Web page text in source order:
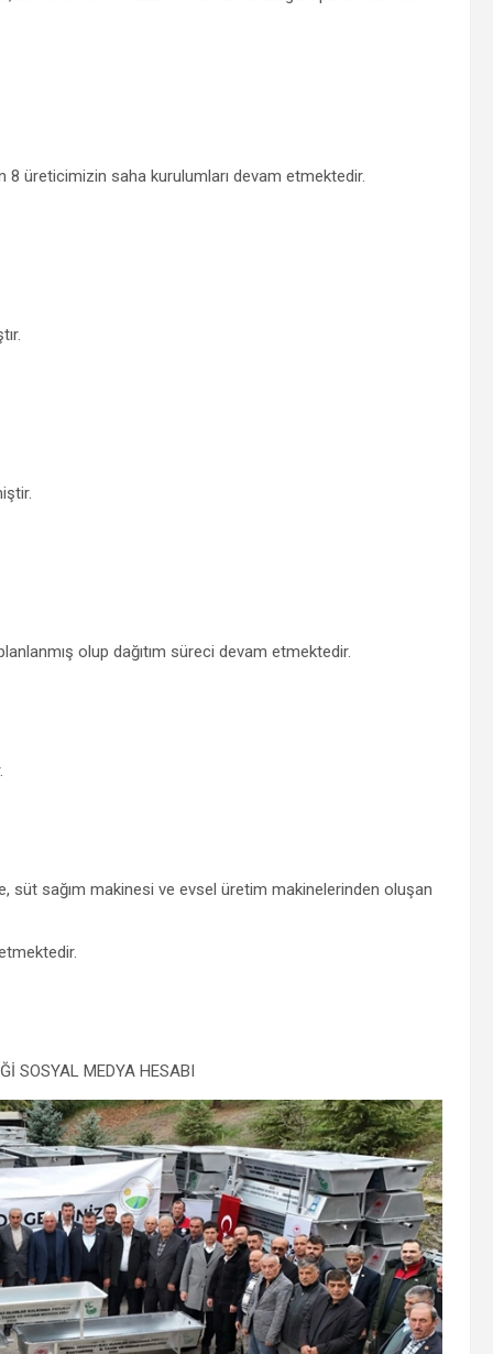
üreticimizin saha kurulumları devam etmektedir.
olup dağıtım süreci devam etmektedir.
süt sağım makinesi ve evsel üretim makinelerinden oluşan
SOSYAL MEDYA HESABI